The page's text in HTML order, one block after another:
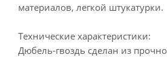
материалов, легкой штукатурки.
Технические характеристики:
Дюбель-гвоздь сделан из